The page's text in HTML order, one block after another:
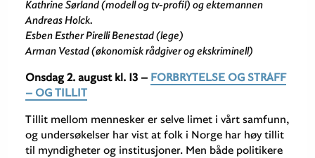
Kathrine Sørland (modell og tv-profil) og ektemannen
Andreas Holck.
Esben Esther Pirelli Benestad (lege)
Arman Vestad (økonomisk rådgiver og ekskriminell)
Onsdag 2. august kl. 13 – FORBRYTELSE OG STRAFF
– OG TILLIT
Tillit mellom mennesker er selve limet i vårt samfunn,
og undersøkelser har vist at folk i Norge har høy tillit
til myndigheter og institusjoner. Men både politikere